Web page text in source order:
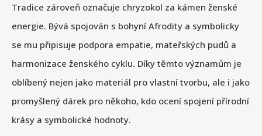
Tradice zároveň označuje chryzokol za kámen ženské
energie. Bývá spojován s bohyní Afrodity a symbolicky
se mu připisuje podpora empatie, mateřských pudů a
harmonizace ženského cyklu. Díky těmto významům je
oblíbený nejen jako materiál pro vlastní tvorbu, ale i jako
promyšlený dárek pro někoho, kdo ocení spojení přírodní
krásy a symbolické hodnoty.